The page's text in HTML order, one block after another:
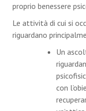
proprio benessere
Le attività di cui si
riguardano
Un
con